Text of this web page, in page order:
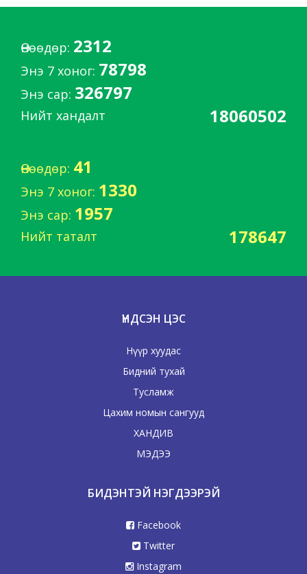
Өнөөдөр: 2312
Энэ 7 хоног: 78798
Энэ сар: 326797
Нийт хандалт 18060502
Өнөөдөр: 41
Энэ 7 хоног: 1330
Энэ сар: 1957
Нийт таталт 178647
ҮНДСЭН ЦЭС
Нүүр хуудас
Бидний тухай
Тусламж
Цахим номын сангууд
ХАНДИВ
МЭДЭЭ
БИДЭНТЭЙ НЭГДЭЭРЭЙ
Facebook
Twitter
Instagram